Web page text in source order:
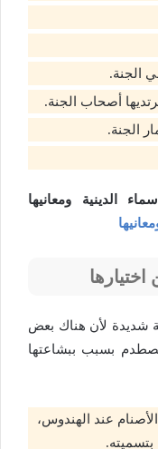
الجنة.
أصحاب الجنة.
الجنة.
الدينية ومعانيها
شديدة لأن هناك بعض
بسبب ببشاعتها
عند الهندوس،